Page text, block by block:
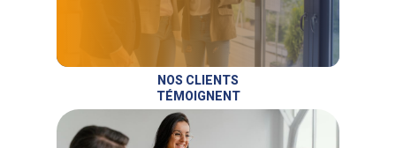
NOS CLIENTS
TÉMOIGNENT